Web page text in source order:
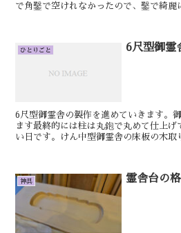
で角鑿で空けれなかったので、鑿で綺
ひとりごと 6尺型御霊
6尺型御霊舎の製作を進めていきます。
ます最終的には柱は丸鉋で丸めて仕上
い日です。けん中型御霊舎の床板の木取
神具 霊舎台の